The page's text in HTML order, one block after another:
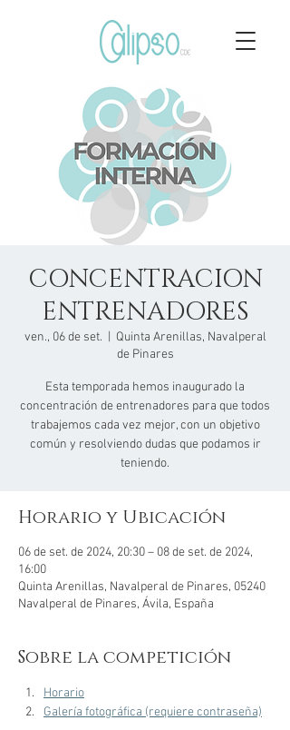
CONCENTRACION
ENTRENADORES
ven., 06 de set.
Quinta Arenillas, Navalperal
de Pinares
Esta temporada hemos inaugurado la
concentración de entrenadores para que todos
trabajemos cada vez mejor, con un objetivo
común y resolviendo dudas que podamos ir
teniendo.
Horario y Ubicación
06 de set. de 2024, 20:30 – 08 de set. de 2024,
16:00
Quinta Arenillas, Navalperal de Pinares, 05240
Navalperal de Pinares, Ávila, España
Sobre la competición
Horario
Galería fotográfica (requiere contraseña)